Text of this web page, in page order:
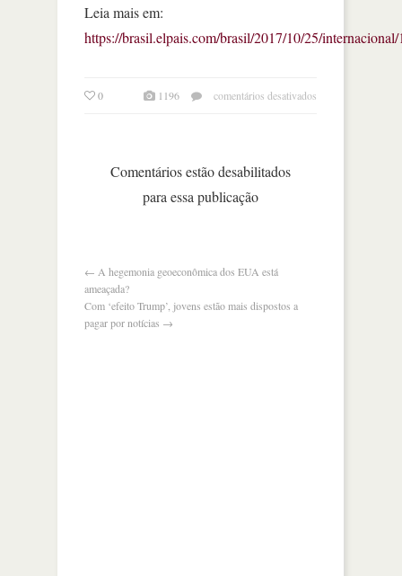
Leia mais em:
https://brasil.elpais.com/brasil/2017/10/25/
0 1196 comentários desativados
Comentários estão desabilitados
para essa publicação
← A hegemonia geoeconômica dos EUA está
ameaçada?
Com ‘efeito Trump’, jovens estão mais dispostos a
pagar por notícias →